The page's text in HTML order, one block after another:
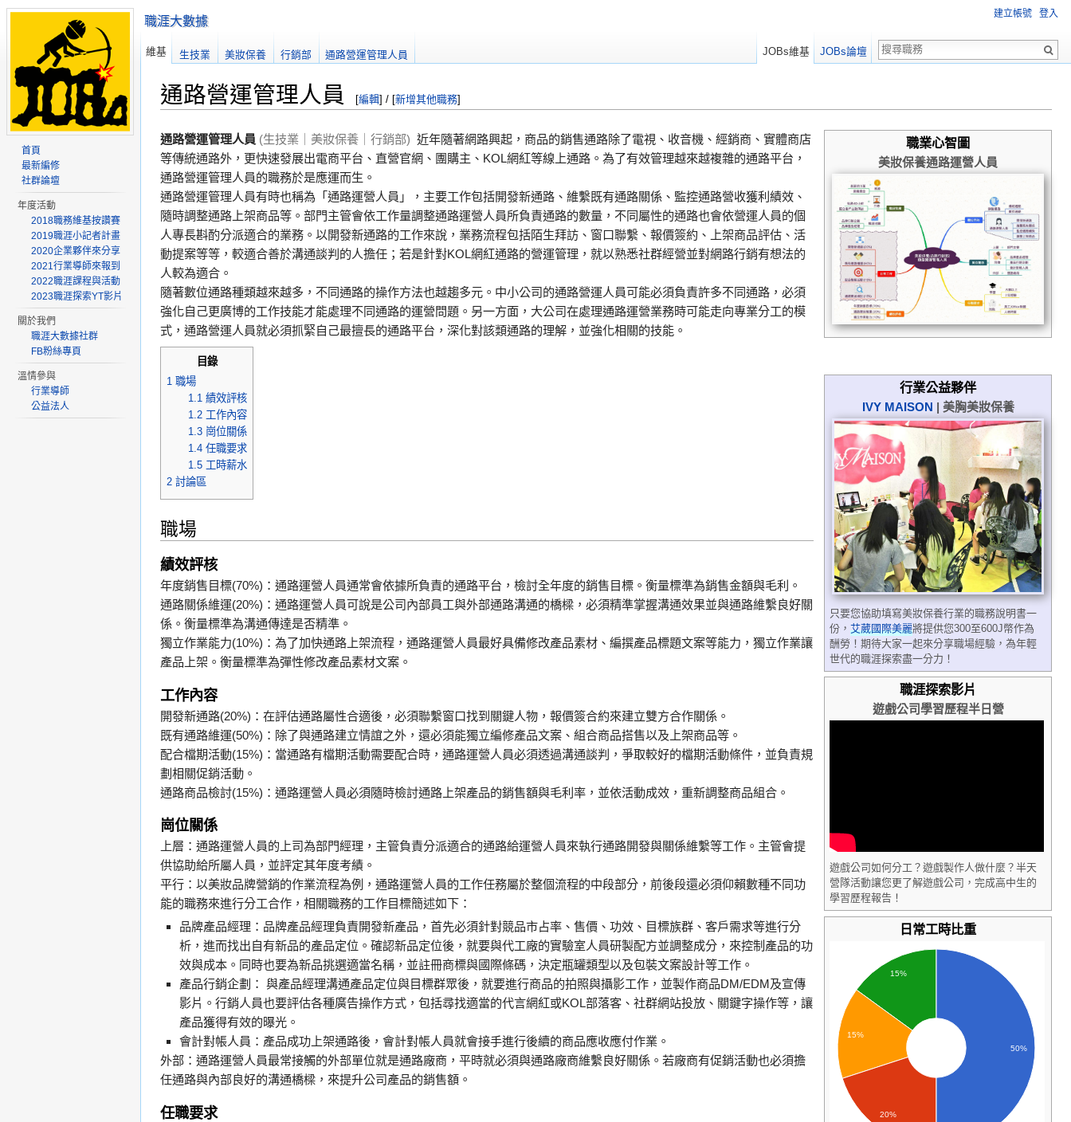
通路營運管理人員 [編輯] / [新增其他職務]
職業心智圖
美妝保養通路運營人員
行業公益夥伴
IVY MAISON | 美胸美妝保養
只要您協助填寫美妝保養行業的職務說明書一
份， 艾葳國際美麗將提供您300至600J幣作為
酬勞！期待大家一起來分享職場經驗，為年輕
世代的職涯探索盡一分力！
通路營運管理人員 (生技業｜美妝保養｜行銷部) 近年隨著網路興起，商品的銷售通路除了電視、收音機、經銷商、實體商店
等傳統通路外，更快速發展出電商平台、直營官網、團購主、KOL網紅等線上通路。為了有效管理越來越複雜的通路平台，
通路營運管理人員的職務於是應運而生。
通路營運管理人員有時也稱為「通路運營人員」，主要工作包括開發新通路、維繫既有通路關係、監控通路營收獲利績效、
隨時調整通路上架商品等。部門主管會依工作量調整通路運營人員所負責通路的數量，不同屬性的通路也會依營運人員的個
人專長斟酌分派適合的業務。以開發新通路的工作來說，業務流程包括陌生拜訪、窗口聯繫、報價簽約、上架商品評估、活
動提案等等，較適合善於溝通談判的人擔任；若是針對KOL網紅通路的營運管理，就以熟悉社群經營並對網路行銷有想法的
人較為適合。
隨著數位通路種類越來越多，不同通路的操作方法也越趨多元。中小公司的通路營運人員可能必須負責許多不同通路，必須
強化自己更廣博的工作技能才能處理不同通路的運營問題。另一方面，大公司在處理通路運營業務時可能走向專業分工的模
式，通路營運人員就必須抓緊自己最擅長的通路平台，深化對該類通路的理解，並強化相關的技能。
目錄
1 職場
1.1 績效評核
1.2 工作內容
1.3 崗位關係
1.4 任職要求
1.5 工時薪水
2 討論區
職場
職涯探索影片
遊戲公司學習歷程半日營
遊戲公司如何分工？遊戲製作人做什麼？半天
營隊活動讓您更了解遊戲公司，完成高中生的
學習歷程報告！
日常工時比重
15%
15%
20%
50%
績效評核
年度銷售目標(70%)：通路運營人員通常會依據所負責的通路平台，檢討全年度的銷售目標。衡量標準為銷售金額與毛利。
通路關係維運(20%)：通路運營人員可說是公司內部員工與外部通路溝通的橋樑，必須精準掌握溝通效果並與通路維繫良好關
係。衡量標準為溝通傳達是否精準。
獨立作業能力(10%)：為了加快通路上架流程，通路運營人員最好具備修改產品素材、編撰產品標題文案等能力，獨立作業讓
產品上架。衡量標準為彈性修改產品素材文案。
工作內容
開發新通路(20%)：在評估通路屬性合適後，必須聯繫窗口找到關鍵人物，報價簽合約來建立雙方合作關係。
既有通路維運(50%)：除了與通路建立情誼之外，還必須能獨立編修產品文案、組合商品搭售以及上架商品等。
配合檔期活動(15%)：當通路有檔期活動需要配合時，通路運營人員必須透過溝通談判，爭取較好的檔期活動條件，並負責規
劃相關促銷活動。
通路商品檢討(15%)：通路運營人員必須隨時檢討通路上架產品的銷售額與毛利率，並依活動成效，重新調整商品組合。
崗位關係
上層：通路運營人員的上司為部門經理，主管負責分派適合的通路給運營人員來執行通路開發與關係維繫等工作。主管會提
供協助給所屬人員，並評定其年度考績。
平行：以美妝品牌營銷的作業流程為例，通路運營人員的工作任務屬於整個流程的中段部分，前後段還必須仰賴數種不同功
能的職務來進行分工合作，相關職務的工作目標簡述如下：
品牌產品經理：品牌產品經理負責開發新產品，首先必須針對競品市占率、售價、功效、目標族群、客戶需求等進行分
析，進而找出自有新品的產品定位。確認新品定位後，就要與代工廠的實驗室人員研製配方並調整成分，來控制產品的功
效與成本。同時也要為新品挑選適當名稱，並註冊商標與國際條碼，決定瓶罐類型以及包裝文案設計等工作。
產品行銷企劃： 與產品經理溝通產品定位與目標群眾後，就要進行商品的拍照與攝影工作，並製作商品DM/EDM及宣傳
影片。行銷人員也要評估各種廣告操作方式，包括尋找適當的代言網紅或KOL部落客、社群網站投放、關鍵字操作等，讓
產品獲得有效的曝光。
會計對帳人員：產品成功上架通路後，會計對帳人員就會接手進行後續的商品應收應付作業。
外部：通路運營人員最常接觸的外部單位就是通路廠商，平時就必須與通路廠商維繫良好關係。若廠商有促銷活動也必須擔
任通路與內部良好的溝通橋樑，來提升公司產品的銷售額。
任職要求
職涯大數據
維基 生技業 美妝保養 行銷部 通路營運管理人員 JOBs維基 JOBs論壇
建立帳號 登入
首頁
最新編修
社群論壇
年度活動
2018職務維基按讚賽
2019職涯小記者計畫
2020企業夥伴來分享
2021行業導師來報到
2022職涯課程與活動
2023職涯探索YT影片
關於我們
職涯大數據社群
FB粉絲專頁
溫情參與
行業導師
公益法人